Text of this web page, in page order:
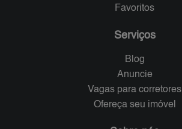
Favoritos
Serviços
Blog
Anuncie
Vagas para corretores
Ofereça seu imóvel